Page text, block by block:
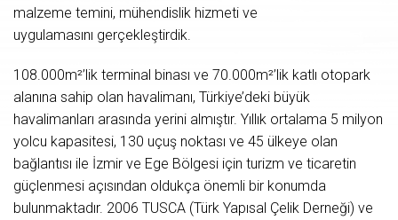
malzeme temini, mühendislik hizmeti ve
uygulamasını gerçekleştirdik.
108.000m²’lik terminal binası ve 70.000m²’lik katlı otopark
alanına sahip olan havalimanı, Türkiye’deki büyük
havalimanları arasında yerini almıştır. Yıllık ortalama 5 milyon
yolcu kapasitesi, 130 uçuş noktası ve 45 ülkeye olan
bağlantısı ile İzmir ve Ege Bölgesi için turizm ve ticaretin
güçlenmesi açısından oldukça önemli bir konumda
bulunmaktadır. 2006 TUSCA (Türk Yapısal Çelik Derneği) ve